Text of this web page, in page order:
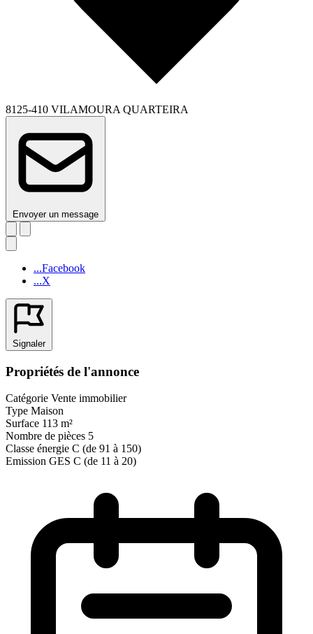
8125-410 VILAMOURA QUARTEIRA
Envoyer un message
...Facebook
...X
Signaler
Propriétés de l'annonce
Catégorie Vente immobilier
Type Maison
Surface 113 m²
Nombre de pièces 5
Classe énergie C (de 91 à 150)
Emission GES C (de 11 à 20)